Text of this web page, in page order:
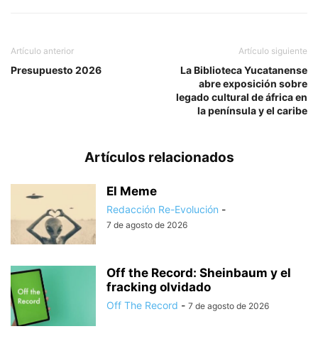
Artículo anterior
Presupuesto 2026
Artículo siguiente
La Biblioteca Yucatanense
abre exposición sobre
legado cultural de áfrica en
la península y el caribe
Artículos relacionados
El Meme
Redacción Re-Evolución -
7 de agosto de 2026
Off the Record: Sheinbaum y el
fracking olvidado
Off The Record - 7 de agosto de 2026